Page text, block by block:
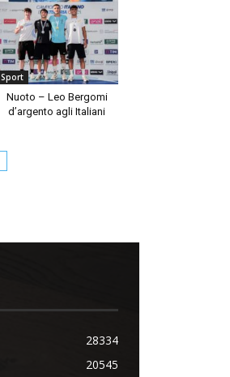
Sport
Nuoto – Leo Bergomi
d’argento agli Italiani
28334
20545